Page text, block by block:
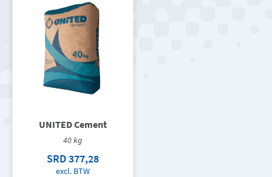
UNITED Cement
40 kg
SRD 377,28
excl. BTW